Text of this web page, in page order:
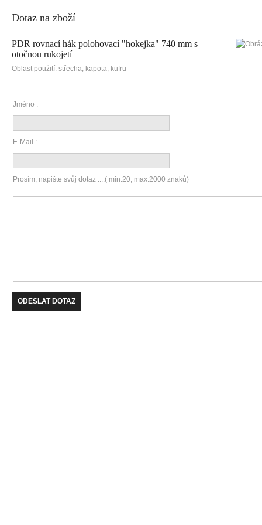
Dotaz na zboží
PDR rovnací hák polohovací "hokejka" 740 mm s
otočnou rukojetí
Oblast použití: střecha, kapota, kufru
Jméno :
E-Mail :
Prosím, napište svůj dotaz ....( min.20, max.2000 znaků)